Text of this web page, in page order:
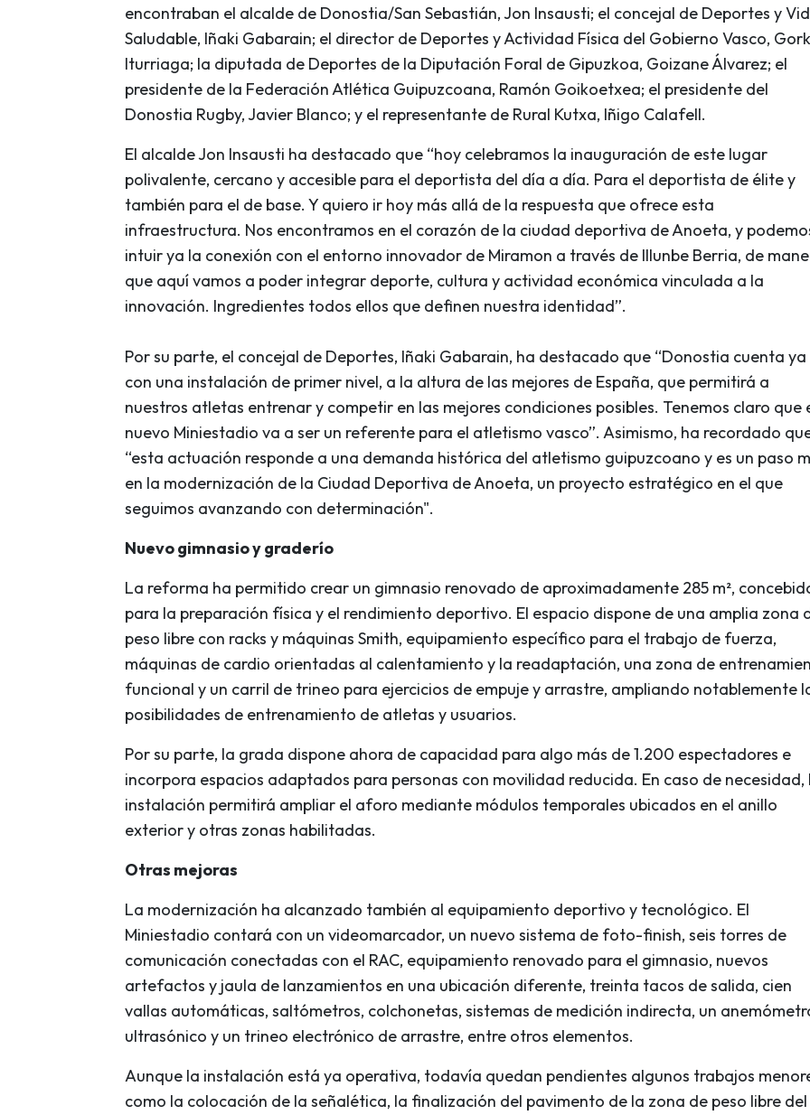
encontraban el alcalde de Donostia/San Sebastián, Jon Insausti; el concejal de Deportes y
Saludable, Iñaki Gabarain; el director de Deportes y Actividad Física del Gobierno Vasco,
Iturriaga; la diputada de Deportes de la Diputación Foral de Gipuzkoa, Goizane Álvarez; el
presidente de la Federación Atlética Guipuzcoana, Ramón Goikoetxea; el presidente del
Donostia Rugby, Javier Blanco; y el representante de Rural Kutxa, Iñigo Calafell.
El alcalde Jon Insausti ha destacado que “hoy celebramos la inauguración de este lugar
polivalente, cercano y accesible para el deportista del día a día. Para el deportista de élite y
también para el de base. Y quiero ir hoy más allá de la respuesta que ofrece esta
infraestructura. Nos encontramos en el corazón de la ciudad deportiva de Anoeta, y
intuir ya la conexión con el entorno innovador de Miramon a través de Illunbe Berria, de
que aquí vamos a poder integrar deporte, cultura y actividad económica vinculada a la
innovación. Ingredientes todos ellos que definen nuestra identidad”.
Por su parte, el concejal de Deportes, Iñaki Gabarain, ha destacado que “Donostia cuenta ya
con una instalación de primer nivel, a la altura de las mejores de España, que permitirá a
nuestros atletas entrenar y competir en las mejores condiciones posibles. Tenemos claro que
nuevo Miniestadio va a ser un referente para el atletismo vasco”. Asimismo, ha recordado
“esta actuación responde a una demanda histórica del atletismo guipuzcoano y es un paso
en la modernización de la Ciudad Deportiva de Anoeta, un proyecto estratégico en el que
seguimos avanzando con determinación".
Nuevo gimnasio y graderío
La reforma ha permitido crear un gimnasio renovado de aproximadamente 285 m²,
para la preparación física y el rendimiento deportivo. El espacio dispone de una amplia zona
peso libre con racks y máquinas Smith, equipamiento específico para el trabajo de fuerza,
máquinas de cardio orientadas al calentamiento y la readaptación, una zona de
funcional y un carril de trineo para ejercicios de empuje y arrastre, ampliando notablemente
posibilidades de entrenamiento de atletas y usuarios.
Por su parte, la grada dispone ahora de capacidad para algo más de 1.200 espectadores e
incorpora espacios adaptados para personas con movilidad reducida. En caso de necesidad,
instalación permitirá ampliar el aforo mediante módulos temporales ubicados en el anillo
exterior y otras zonas habilitadas.
Otras mejoras
La modernización ha alcanzado también al equipamiento deportivo y tecnológico. El
Miniestadio contará con un videomarcador, un nuevo sistema de foto-finish, seis torres de
comunicación conectadas con el RAC, equipamiento renovado para el gimnasio, nuevos
artefactos y jaula de lanzamientos en una ubicación diferente, treinta tacos de salida, cien
vallas automáticas, saltómetros, colchonetas, sistemas de medición indirecta, un
ultrasónico y un trineo electrónico de arrastre, entre otros elementos.
Aunque la instalación está ya operativa, todavía quedan pendientes algunos trabajos
como la colocación de la señalética, la finalización del pavimento de la zona de peso libre del